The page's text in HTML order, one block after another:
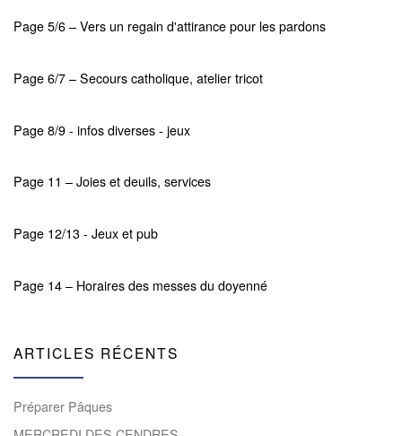
Page 5/6 – Vers un regain d'attirance pour les pardons
Page 6/7 – Secours catholique, atelier tricot
Page 8/9 - infos diverses - jeux
Page 11 – Joies et deuils, services
Page 12/13 - Jeux et pub
Page 14 – Horaires des messes du doyenné
ARTICLES RÉCENTS
Préparer Pâques